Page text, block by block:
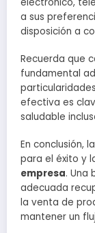
a sus
disposición a
Recuerda que
fundamental
efectiva es
saludable
En conclusión, la
para el éxito y
empresa. Una
adecuada
la venta de
mantener un